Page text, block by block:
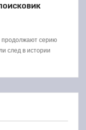
продолжают серию
след в истории